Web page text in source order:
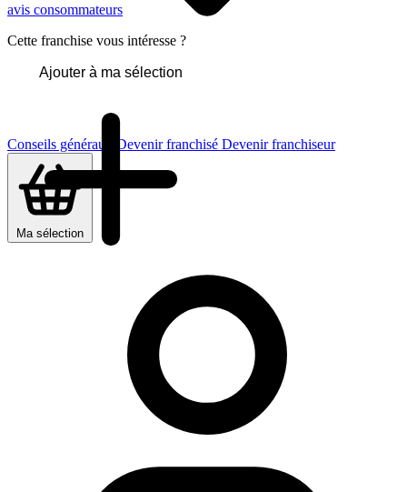
Conseils généraux Devenir franchisé Devenir franchiseur
Ma sélection
avis consommateurs
Cette franchise vous intéresse ?
Ajouter à ma sélection